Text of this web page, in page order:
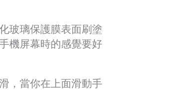
玻璃保護膜表面刷塗
機屏幕時的感覺要好
，當你在上面滑動手